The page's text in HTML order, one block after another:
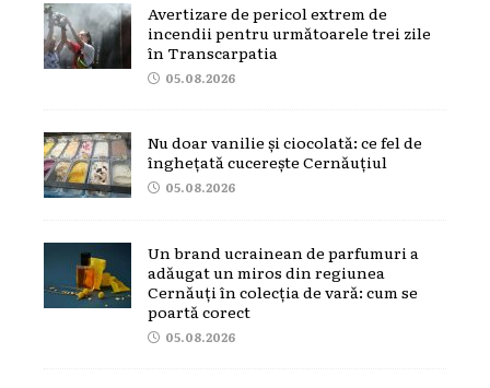
Avertizare de pericol extrem de
incendii pentru următoarele trei zile
în Transcarpatia
05.08.2026
Nu doar vanilie și ciocolată: ce fel de
înghețată cucerește Cernăuțiul
05.08.2026
Un brand ucrainean de parfumuri a
adăugat un miros din regiunea
Cernăuți în colecția de vară: cum se
poartă corect
05.08.2026